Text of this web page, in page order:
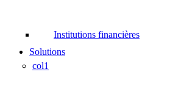
Institutions financières
Solutions
col1